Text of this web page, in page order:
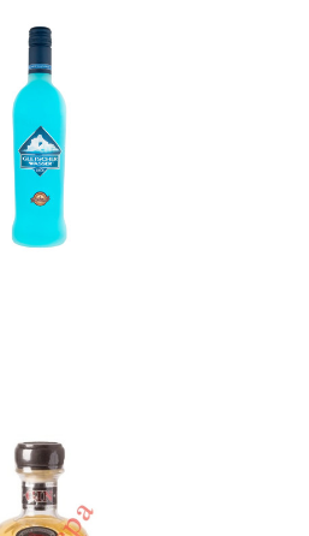
In den Korb